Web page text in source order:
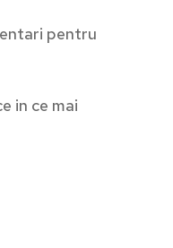
pentru
pentru
in ce mai